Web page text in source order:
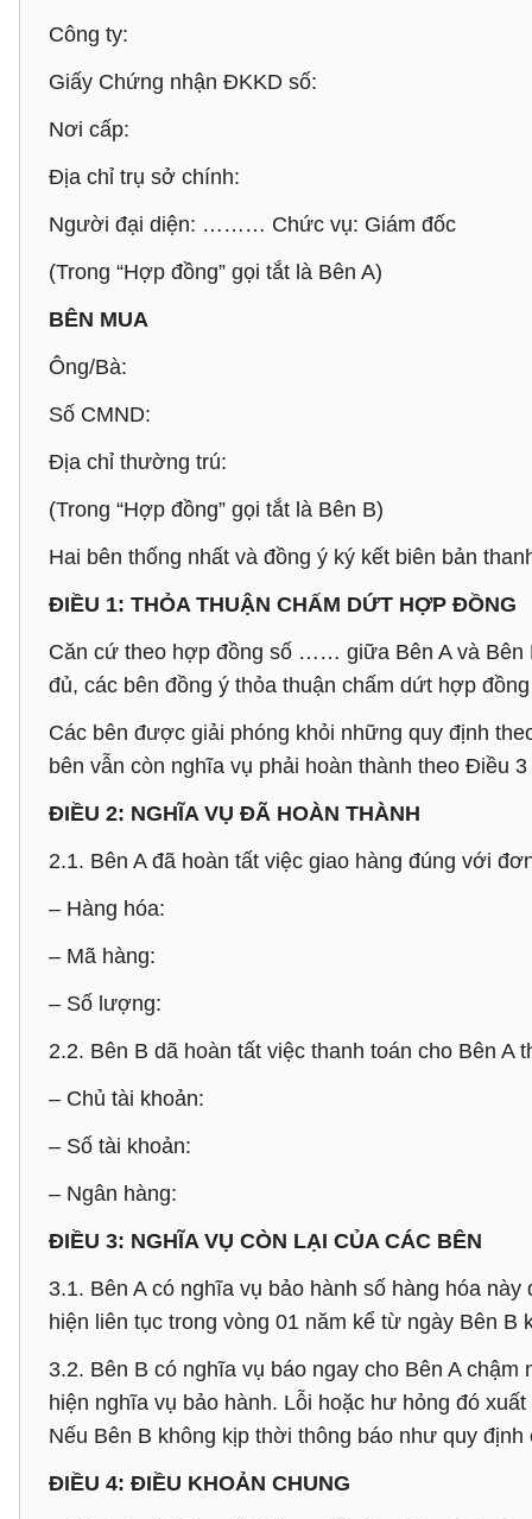
Công ty:
Giấy Chứng nhận ĐKKD số:
Nơi cấp:
Địa chỉ trụ sở chính:
Người đại diện: ……… Chức vụ: Giám đốc
(Trong “Hợp đồng” gọi tắt là Bên A)
BÊN MUA
Ông/Bà:
Số CMND:
Địa chỉ thường trú:
(Trong “Hợp đồng” gọi tắt là Bên B)
Hai bên thống nhất và đồng ý ký kết biên bản
ĐIỀU 1: THỎA THUẬN CHẤM DỨT HỢP ĐỒNG
Căn cứ theo hợp đồng số …… giữa Bên A và Bên
đủ, các bên đồng ý thỏa thuận chấm dứt hợp
Các bên được giải phóng khỏi những quy định
bên vẫn còn nghĩa vụ phải hoàn thành theo Điều
ĐIỀU 2: NGHĨA VỤ ĐÃ HOÀN THÀNH
2.1. Bên A đã hoàn tất việc giao hàng đúng với
– Hàng hóa:
– Mã hàng:
– Số lượng:
2.2. Bên B dã hoàn tất việc thanh toán cho Bên
– Chủ tài khoản:
– Số tài khoản:
– Ngân hàng:
ĐIỀU 3: NGHĨA VỤ CÒN LẠI CỦA CÁC BÊN
3.1. Bên A có nghĩa vụ bảo hành số hàng hóa
hiện liên tục trong vòng 01 năm kể từ ngày Bên
3.2. Bên B có nghĩa vụ báo ngay cho Bên A
hiện nghĩa vụ bảo hành. Lỗi hoặc hư hỏng đó
Nếu Bên B không kịp thời thông báo như quy
ĐIỀU 4: ĐIỀU KHOẢN CHUNG